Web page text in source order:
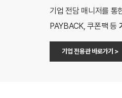
기업 전담 매니저를 통
PAYBACK, 쿠폰팩 등
기업 전용관 바로가기 >